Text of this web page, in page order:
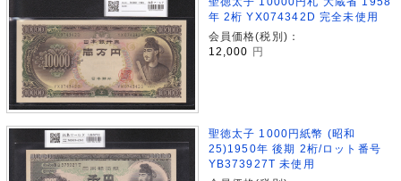
年 2桁 YX074342D 完全未使用
会員価格(税別)：
12,000
円
聖徳太子 1000円紙幣 (昭和
25)1950年 後期 2桁/ロット番号
YB373927T 未使用